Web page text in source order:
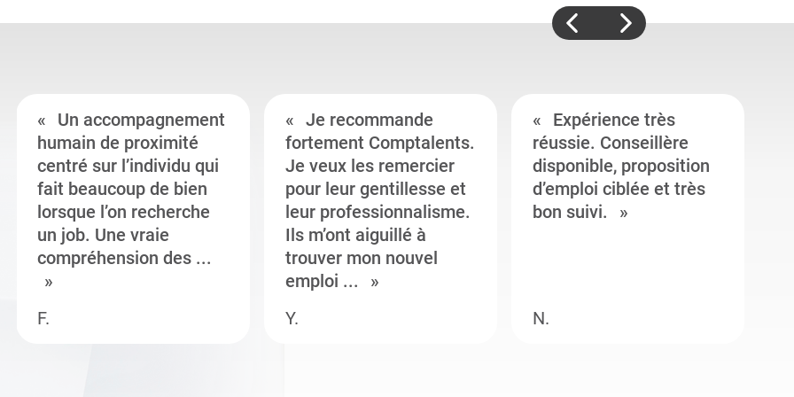
Un accompagnement
humain de proximité
centré sur l’individu qui
fait beaucoup de bien
lorsque l’on recherche
un job. Une vraie
compréhension des ...
F.
Je recommande
fortement Comptalents.
Je veux les remercier
pour leur gentillesse et
leur professionnalisme.
Ils m’ont aiguillé à
trouver mon nouvel
emploi ...
Y.
Expérience très
réussie. Conseillère
disponible, proposition
d’emploi ciblée et très
bon suivi.
N.